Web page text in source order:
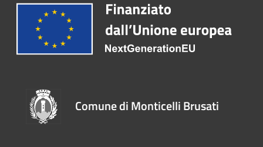
Comune di Monticelli Brusati